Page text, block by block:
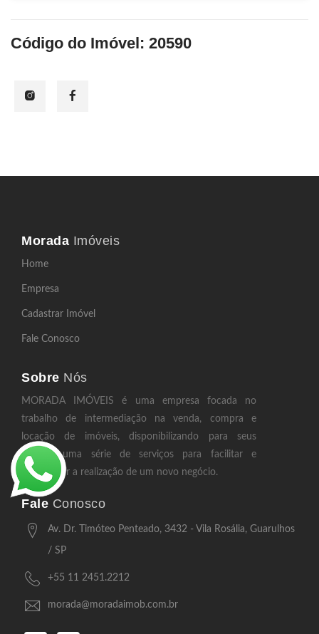
Código do Imóvel: 20590
Morada Imóveis
Home
Empresa
Cadastrar Imóvel
Fale Conosco
Sobre Nós
MORADA IMÓVEIS é uma empresa focada no
trabalho de intermediação na venda, compra e
locação de imóveis, disponibilizando para seus
clientes uma série de serviços para facilitar e
equacionar a realização de um novo negócio.
Fale Conosco
Av. Dr. Timóteo Penteado, 3432 - Vila Rosália, Guarulhos
/ SP
+55 11 2451.2212
morada@moradaimob.com.br